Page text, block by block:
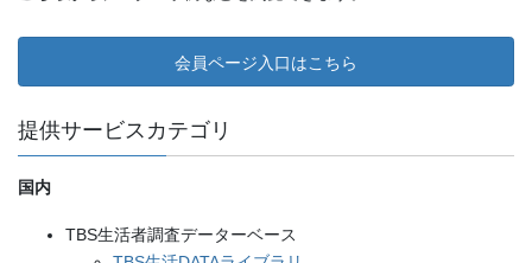
ー
シ
ョ
ン
会員ページ入口はこちら
提供サービスカテゴリ
国内
TBS生活者調査データーベース